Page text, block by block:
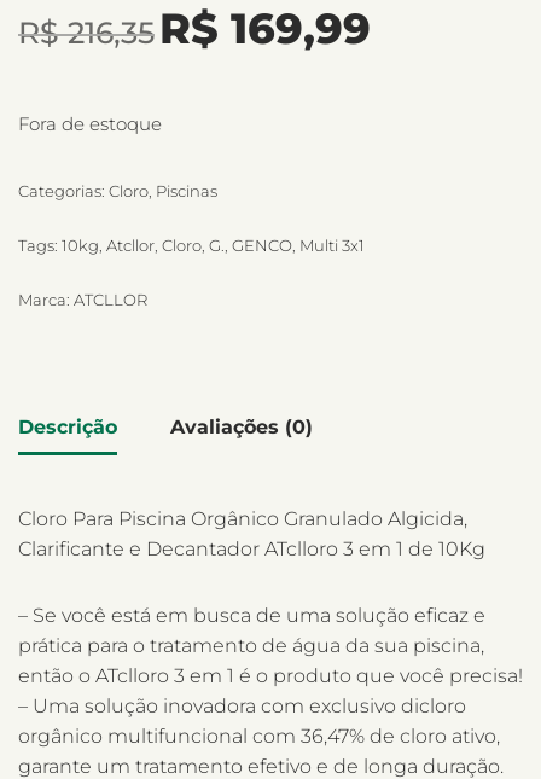
R$216,35 R$ 169,99
Fora de estoque
Categorias: Cloro Piscinas
Tags: 10kg Atcllor Cloro G. GENCO Multi 3x1
Marca: ATCLLOR
Descrição Avaliações (0)
Cloro Para Piscina Orgânico Granulado Algicida,
Clarificante e Decantador ATclloro 3 em 1 de 10Kg
– Se você está em busca de uma solução eficaz e
prática para o tratamento de água da sua piscina,
então o ATclloro 3 em 1 é o produto que você precisa!
– Uma solução inovadora com exclusivo dicloro
orgânico multifuncional com 36,47% de cloro ativo,
garante um tratamento efetivo e de longa duração.